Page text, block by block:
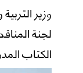
وزير
لجنة
الكتاب